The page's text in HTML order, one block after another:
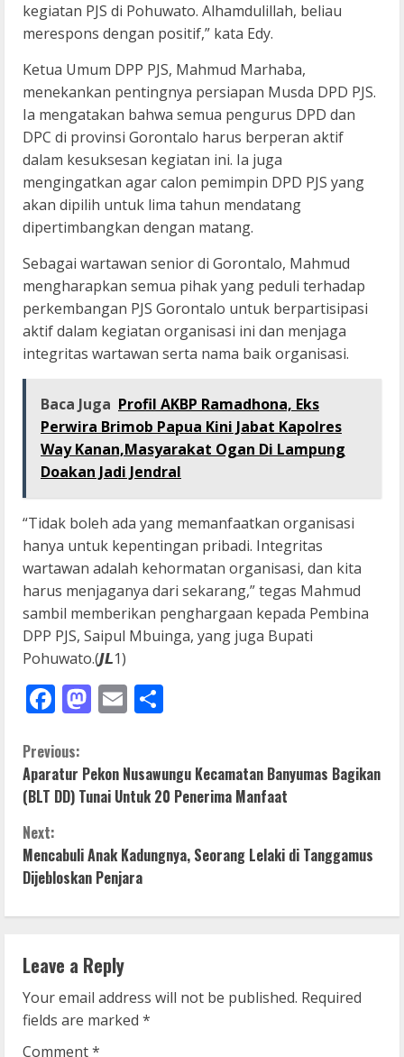
kegiatan PJS di Pohuwato. Alhamdulillah, beliau
merespons dengan positif,” kata Edy.
Ketua Umum DPP PJS, Mahmud Marhaba,
menekankan pentingnya persiapan Musda DPD PJS.
Ia mengatakan bahwa semua pengurus DPD dan
DPC di provinsi Gorontalo harus berperan aktif
dalam kesuksesan kegiatan ini. Ia juga
mengingatkan agar calon pemimpin DPD PJS yang
akan dipilih untuk lima tahun mendatang
dipertimbangkan dengan matang.
Sebagai wartawan senior di Gorontalo, Mahmud
mengharapkan semua pihak yang peduli terhadap
perkembangan PJS Gorontalo untuk berpartisipasi
aktif dalam kegiatan organisasi ini dan menjaga
integritas wartawan serta nama baik organisasi.
Baca Juga Profil AKBP Ramadhona, Eks
Perwira Brimob Papua Kini Jabat Kapolres
Way Kanan,Masyarakat Ogan Di Lampung
Doakan Jadi Jendral
“Tidak boleh ada yang memanfaatkan organisasi
hanya untuk kepentingan pribadi. Integritas
wartawan adalah kehormatan organisasi, dan kita
harus menjaganya dari sekarang,” tegas Mahmud
sambil memberikan penghargaan kepada Pembina
DPP PJS, Saipul Mbuinga, yang juga Bupati
Pohuwato.(𝙅𝙇1)
Facebook
Mastodon
Email
C
o
n
t
i
n
u
e
Previous:
Aparatur Pekon Nusawungu Kecamatan Banyumas Bagikan
(BLT DD) Tunai Untuk 20 Penerima Manfaat
Next:
Mencabuli Anak Kadungnya, Seorang Lelaki di Tanggamus
Dijebloskan Penjara
Leave a Reply
Your email address will not be published. Required
fields are marked *
Comment*